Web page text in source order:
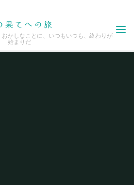
果てへの旅
かしなことに、いつもいつも、終わりが
始まりだ